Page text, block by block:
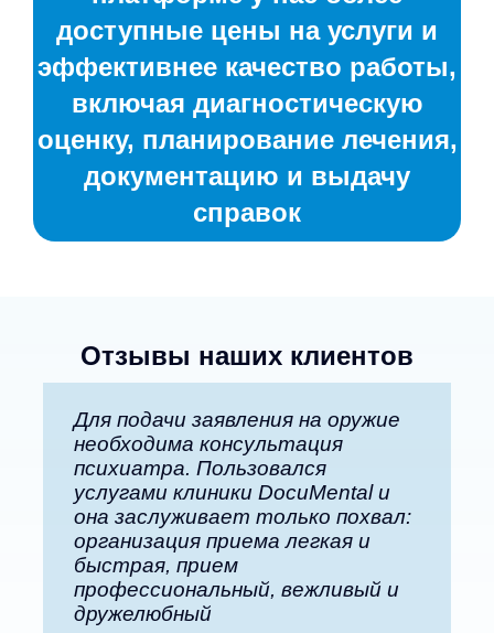
доступные цены на услуги и
эффективнее качество работы,
включая диагностическую
оценку, планирование лечения,
документацию и выдачу
справок
Отзывы наших клиентов
Для подачи заявления на оружие
необходима консультация
психиатра. Пользовался
услугами клиники DocuMental и
она заслуживает только похвал:
организация приема легкая и
быстрая, прием
профессиональный, вежливый и
дружелюбный
Мы очень благодарны клинике
DocuMental за профессиональное
и долгосрочное сотрудничество.
Наши молодые люди быстро
получили квалифицированную и
необходимую консультацию.
Спасибо, что вы рядом с нашей
молодежью!
Helmes хочет быть лучшим
партнером для роста своих
сотрудников, создавая
благоприятную среду как для
профессионального, так и для
личностного роста. Именно в
поддержке личностного роста
мы видим, насколько важно
иметь сеть профессиональных